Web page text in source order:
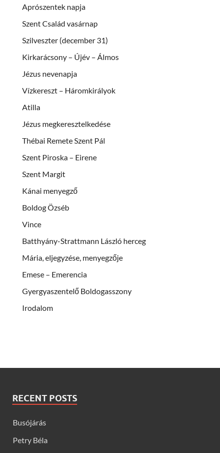
Aprószentek napja
Szent Család vasárnap
Szilveszter (december 31)
Kirkarácsony – Újév – Álmos
Jézus nevenapja
Vízkereszt – Háromkirályok
Atilla
Jézus megkeresztelkedése
Thébai Remete Szent Pál
Szent Piroska – Eirene
Szent Margit
Kánai menyegző
Boldog Özséb
Vince
Batthyány-Strattmann László herceg
Mária, eljegyzése, menyegzője
Emese – Emerencia
Gyergyaszentelő Boldogasszony
Irodalom
RECENT POSTS
Busójárás
Petry Béla